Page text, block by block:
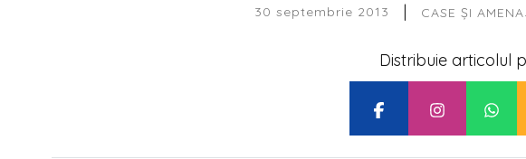
30 septembrie 2013 | CASE ȘI
Distribuie articolul